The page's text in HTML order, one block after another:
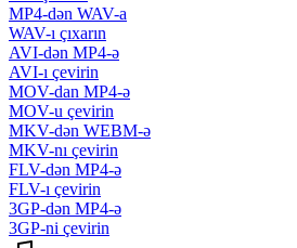
MP4-dən WAV-a
WAV-ı çıxarın
AVI-dən MP4-ə
AVI-ı çevirin
MOV-dan MP4-ə
MOV-u çevirin
MKV-dən WEBM-ə
MKV-nı çevirin
FLV-dən MP4-ə
FLV-ı çevirin
3GP-dən MP4-ə
3GP-ni çevirin